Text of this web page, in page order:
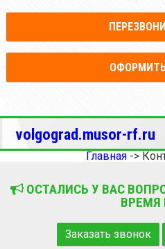
volgograd.musor-rf.ru
Главная->
ОСТАЛИСЬ У ВАС
ВРЕМЯ
Заказать звонок